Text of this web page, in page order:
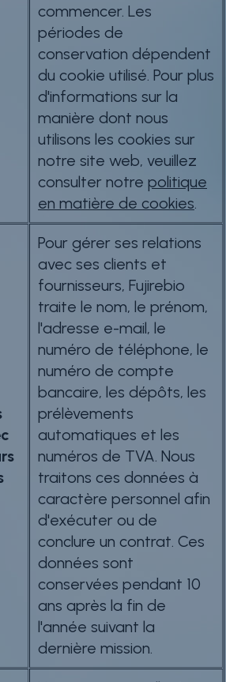
commencer. Les
périodes de
conservation dépendent
du cookie utilisé. Pour plus
d'informations sur la
manière dont nous
utilisons les cookies sur
notre site web, veuillez
consulter notre politique
en matière de cookies.
Pour gérer ses relations
avec ses clients et
fournisseurs, Fujirebio
traite le nom, le prénom,
l'adresse e-mail, le
numéro de téléphone, le
numéro de compte
bancaire, les dépôts, les
prélèvements
automatiques et les
numéros de TVA. Nous
traitons ces données à
caractère personnel afin
d'exécuter ou de
conclure un contrat. Ces
données sont
conservées pendant 10
ans après la fin de
l'année suivant la
dernière mission.